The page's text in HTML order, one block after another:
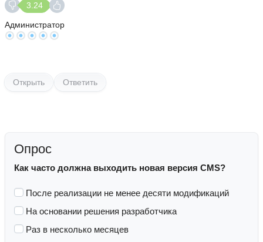
3.24
Администратор
Открыть Ответить
Опрос
Как часто должна выходить новая версия CMS?
После реализации не менее десяти модификаций
На основании решения разработчика
Раз в несколько месяцев